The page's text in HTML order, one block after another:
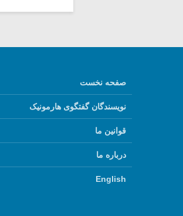
صفحه نخست
نویسندگان گفتگوی هارمونیک
قوانین ما
درباره ما
English